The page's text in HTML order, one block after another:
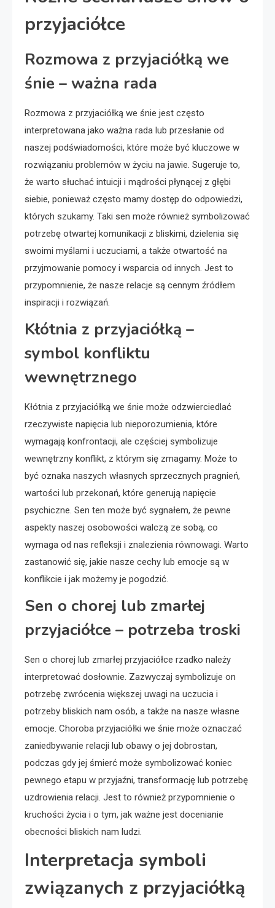
przyjaciółce
Rozmowa z przyjaciółką we
śnie – ważna rada
Rozmowa z przyjaciółką we śnie jest często
interpretowana jako ważna rada lub przesłanie od
naszej podświadomości, które może być kluczowe w
rozwiązaniu problemów w życiu na jawie. Sugeruje to,
że warto słuchać intuicji i mądrości płynącej z głębi
siebie, ponieważ często mamy dostęp do odpowiedzi,
których szukamy. Taki sen może również symbolizować
potrzebę otwartej komunikacji z bliskimi, dzielenia się
swoimi myślami i uczuciami, a także otwartość na
przyjmowanie pomocy i wsparcia od innych. Jest to
przypomnienie, że nasze relacje są cennym źródłem
inspiracji i rozwiązań.
Kłótnia z przyjaciółką –
symbol konfliktu
wewnętrznego
Kłótnia z przyjaciółką we śnie może odzwierciedlać
rzeczywiste napięcia lub nieporozumienia, które
wymagają konfrontacji, ale częściej symbolizuje
wewnętrzny konflikt, z którym się zmagamy. Może to
być oznaka naszych własnych sprzecznych pragnień,
wartości lub przekonań, które generują napięcie
psychiczne. Sen ten może być sygnałem, że pewne
aspekty naszej osobowości walczą ze sobą, co
wymaga od nas refleksji i znalezienia równowagi. Warto
zastanowić się, jakie nasze cechy lub emocje są w
konflikcie i jak możemy je pogodzić.
Sen o chorej lub zmarłej
przyjaciółce – potrzeba troski
Sen o chorej lub zmarłej przyjaciółce rzadko należy
interpretować dosłownie. Zazwyczaj symbolizuje on
potrzebę zwrócenia większej uwagi na uczucia i
potrzeby bliskich nam osób, a także na nasze własne
emocje. Choroba przyjaciółki we śnie może oznaczać
zaniedbywanie relacji lub obawy o jej dobrostan,
podczas gdy jej śmierć może symbolizować koniec
pewnego etapu w przyjaźni, transformację lub potrzebę
uzdrowienia relacji. Jest to również przypomnienie o
kruchości życia i o tym, jak ważne jest docenianie
obecności bliskich nam ludzi.
Interpretacja symboli
związanych z przyjaciółką